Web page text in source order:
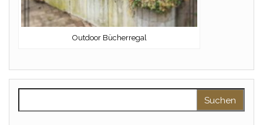
Outdoor Bücherregal